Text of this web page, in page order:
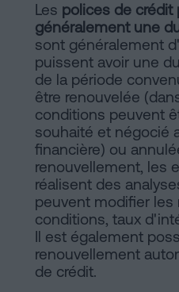
Les polices de crédit
généralement une
sont généralement
puissent avoir une
de la période
être renouvelée
conditions peuvent
souhaité et négocié
financière) ou
renouvellement, les
réalisent des
peuvent modifier les
conditions, taux
Il est également
renouvellement
de crédit.